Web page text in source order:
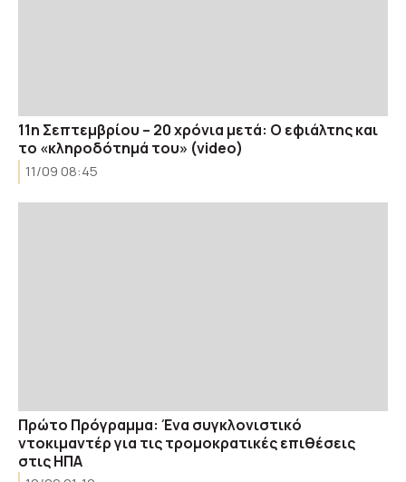
11η Σεπτεμβρίου – 20 χρόνια μετά: Ο εφιάλτης και
το «κληροδότημά του» (video)
11/09 08:45
Πρώτο Πρόγραμμα: Ένα συγκλονιστικό
ντοκιμαντέρ για τις τρομοκρατικές επιθέσεις
στις ΗΠΑ